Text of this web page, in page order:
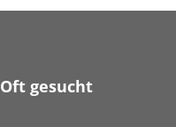
Oft gesucht